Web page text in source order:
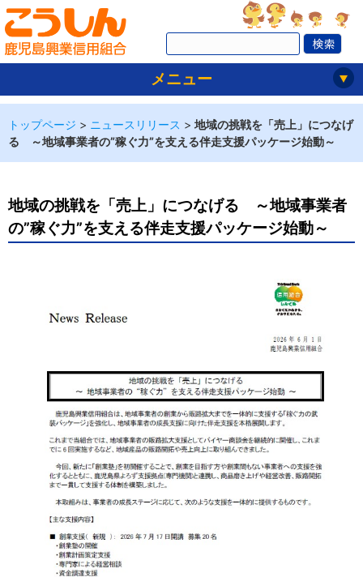
メニュー
トップページ > ニュースリリース > 地域の挑戦を「売上」につなげ
る ～地域事業者の”稼ぐ力”を支える伴走支援パッケージ始動～
地域の挑戦を「売上」につなげる ～地域事業者
の”稼ぐ力”を支える伴走支援パッケージ始動～